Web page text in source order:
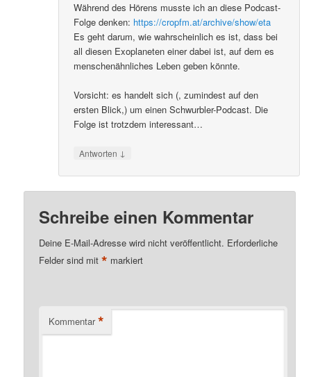
Während des Hörens musste ich an diese Podcast-
Folge denken: https://cropfm.at/archive/show/eta
Es geht darum, wie wahrscheinlich es ist, dass bei
all diesen Exoplaneten einer dabei ist, auf dem es
menschenähnliches Leben geben könnte.
Vorsicht: es handelt sich (, zumindest auf den
ersten Blick,) um einen Schwurbler-Podcast. Die
Folge ist trotzdem interessant…
Antworten ↓
Schreibe einen Kommentar
Deine E-Mail-Adresse wird nicht veröffentlicht. Erforderliche
Felder sind mit* markiert
Kommentar *